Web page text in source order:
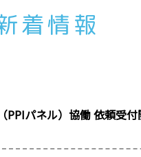
着情報
PPIパネル）協働 依頼受